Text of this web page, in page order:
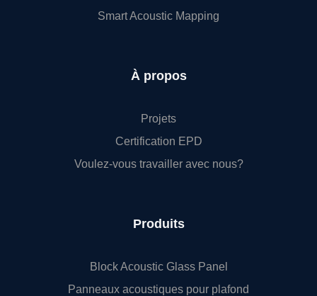
Smart Acoustic Mapping
À propos
Projets
Certification EPD
Voulez-vous travailler avec nous?
Produits
Block Acoustic Glass Panel
Panneaux acoustiques pour plafond